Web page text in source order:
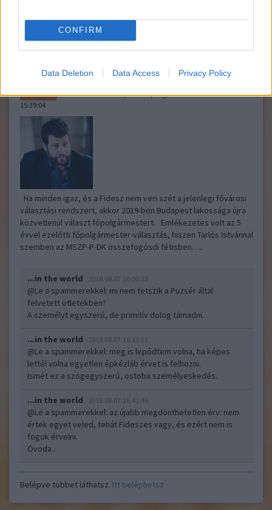
CONFIRM
Data Deletion Data Access Privacy Policy
...in the world 2018.08.07 16:48:08
@maxval balcán bircaman
gyarmatosításának semmi köze a liberalizmushoz. Honnan
Reflektor Puzsér lesz Budapest főpolgármestere? 2018.08.06
15:39:04
Ha minden igaz, és a Fidesz nem veri szét a jelenlegi fővárosi
választási rendszert, akkor 2019-ben Budapest lakossága újra
közvetlenül választ főpolgármestert. Emlékezetes volt az 5
évvel ezelőtti főpolgármester-választás, hiszen Tarlós Istvánnal
szemben az MSZP-P-DK összefogósdi fétisben…..
...in the world 2018.08.07 16:00:33
@Le a spammerekkel: mi nem tetszik a Puzsér által
felvetett ötletekben?
A személyt egyszerű, de primitív dolog támadni.
...in the world 2018.08.07 16:13:13
@Le a spammerekkel: meg is lepődtem volna, ha képes
lettél volna egyetlen épkézláb érvet is felhozni.
Ismét ez a szögegyszerű, ostoba személyeskedés.
...in the world 2018.08.07 16:41:46
@Le a spammerekkel: az újabb megdönthetetlen érv: nem
értek egyet veled, tehát Fideszes vagy, és ezért nem is
fogok érvelni.
Óvoda..
Belépve többet láthatsz. Itt beléphetsz